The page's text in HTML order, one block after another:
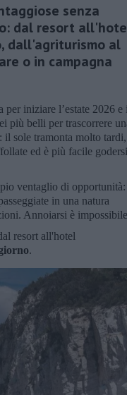
senza
dal resort
dall'agriturismo al
o in campagna
per iniziare l’estate 2026 e
più belli per trascorrere
il sole tramonta molto tardi,
ed è più facile godersi
ventaglio di opportunità:
in una natura
Annoiarsi è
resort all'hotel
.